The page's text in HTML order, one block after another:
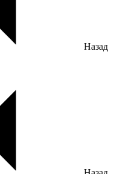
Назад